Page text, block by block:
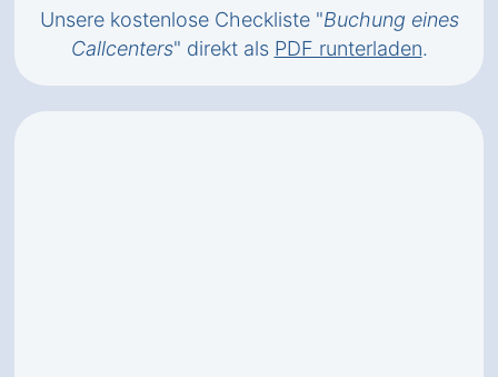
Unsere kostenlose Checkliste "Buchung eines
Callcenters" direkt als PDF runterladen.